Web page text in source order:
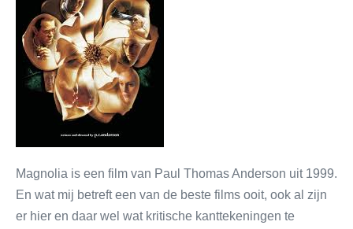
Magnolia is een film van Paul Thomas Anderson uit 1999.
En wat mij betreft een van de beste films ooit, ook al zijn
er hier en daar wel wat kritische kanttekeningen te